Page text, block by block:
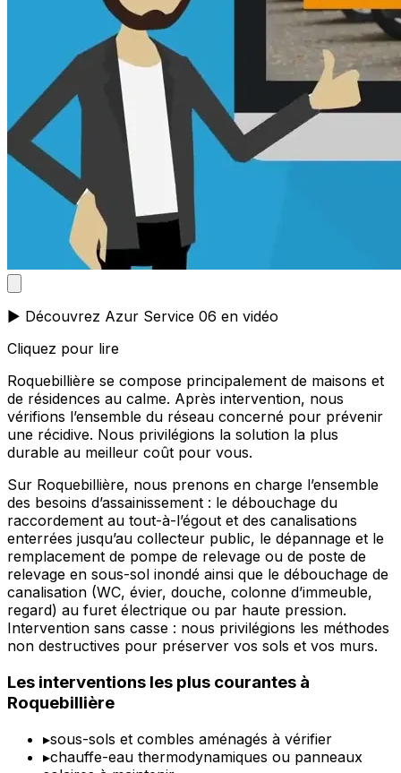
▶️ Découvrez Azur Service 06 en vidéo
Cliquez pour lire
Roquebillière se compose principalement de maisons et
de résidences au calme. Après intervention, nous
vérifions l’ensemble du réseau concerné pour prévenir
une récidive. Nous privilégions la solution la plus
durable au meilleur coût pour vous.
Sur Roquebillière, nous prenons en charge l’ensemble
des besoins d’assainissement : le débouchage du
raccordement au tout-à-l’égout et des canalisations
enterrées jusqu’au collecteur public, le dépannage et le
remplacement de pompe de relevage ou de poste de
relevage en sous-sol inondé ainsi que le débouchage de
canalisation (WC, évier, douche, colonne d’immeuble,
regard) au furet électrique ou par haute pression.
Intervention sans casse : nous privilégions les méthodes
non destructives pour préserver vos sols et vos murs.
Les interventions les plus courantes à
Roquebillière
▸sous-sols et combles aménagés à vérifier
▸chauffe-eau thermodynamiques ou panneaux